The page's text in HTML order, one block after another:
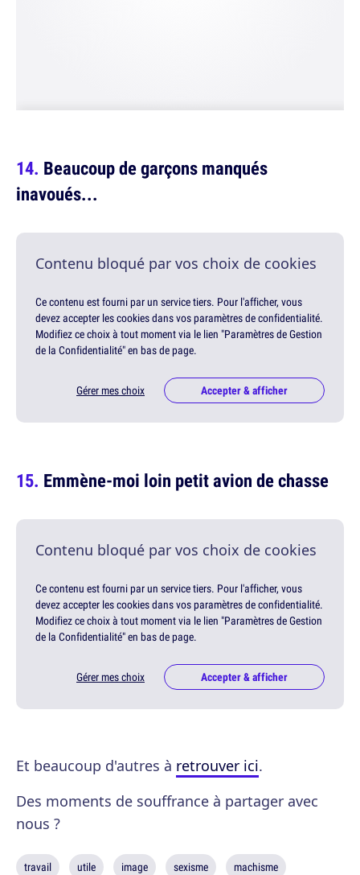
Beaucoup de garçons manqués
inavoués...
Contenu bloqué par vos choix de cookies
Ce contenu est fourni par un service tiers. Pour l'afficher, vous
devez accepter les cookies dans vos paramètres de confidentialité.
Modifiez ce choix à tout moment via le lien "Paramètres de Gestion
de la Confidentialité" en bas de page.
Gérer mes choix Accepter & afficher
Emmène-moi loin petit avion de chasse
Contenu bloqué par vos choix de cookies
Ce contenu est fourni par un service tiers. Pour l'afficher, vous
devez accepter les cookies dans vos paramètres de confidentialité.
Modifiez ce choix à tout moment via le lien "Paramètres de Gestion
de la Confidentialité" en bas de page.
Gérer mes choix Accepter & afficher
Et beaucoup d'autres à retrouver ici.
Des moments de souffrance à partager avec
nous ?
travail utile image sexisme machisme